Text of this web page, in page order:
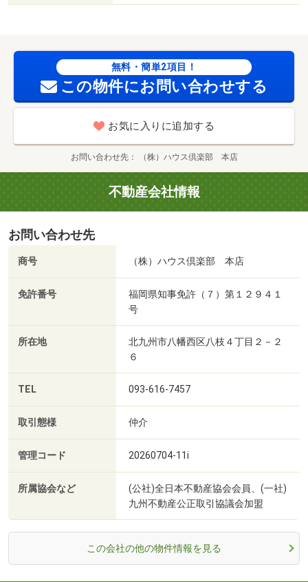
無料・簡単2項目！
この物件にお問い合わせする
お気に入りに追加する
お問い合わせ先 （株）ハウス倶楽部 本店
不動産会社情報
お問い合わせ先
商号 （株）ハウス倶楽部 本店
免許番号
福岡県知事免許（７）第１２９４１
号
所在地
北九州市八幡西区八枝４丁目２－２
６
TEL 093-616-7457
取引態様 仲介
管理コード 20260704-11i
所属協会など
(公社)全日本不動産協会会員、(一社)
九州不動産公正取引協議会加盟
この会社の他の物件情報を見る